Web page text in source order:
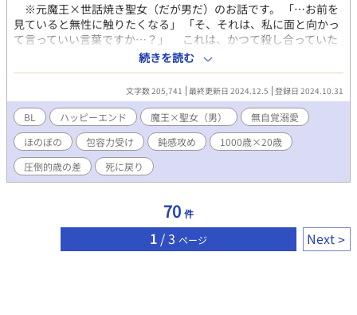
※元魔王×世話焼き聖女（だが男だ）のお話です。 「…お前を
見ていると無性に触りたくなる」 「そ、それは、私に面と向かっ
て言っていい言葉ですか…？」 これは、かつて殺し合っていた
魔王と聖女（だが男だ）がなんやかんや距離を縮めていく物語で
ある。 ─── 「しまったーーーーー！！！」 二十年前、大聖
堂に教皇リマの叫びが響いた。 「どうなさいました猊下ー！」
「次の聖女、女の子って言っちゃったよー！」 「…え？ それが
どうかしたんですか？」 「男の子じゃった」 「は？」 「聖女、男
の子じゃったーーー！」 「神の啓示はどうしたんですかアンター
ー！」 そんなこんなで撤回出来ず聖女（男）として育ったステ
ラ。十八歳になると同時に世界を恐怖に陥れる魔王討伐の旅に出
る。 その旅は二年続き、いよいよ最終決戦。 なんと聖女ステ
和をもたらしたのだった。 ──だがしかし、聖女は創造神リー
ベの気まぐれにより生き返る。 そして魔王の友人を名乗る精霊
の願いを聞き、なんと魔王も蘇らせてしまった！ このお話
は！元聖女と元魔王が「お互い生き返ったんだから好きなことし
続きを読む
文字数 205,741 最終更新日 2024.12.5 登録日 2024.10.31
BL ハッピーエンド 魔王×聖女（男）
無自覚溺愛
ほのぼの
包容力受け 鈍感攻め
1000歳×20歳
圧倒的歳の差
死に戻り
70 件
1 / 3 ページ Next